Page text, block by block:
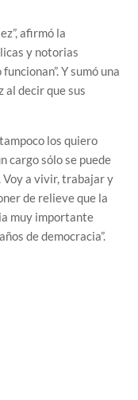
afirmó la
y notorias
Y sumó una
al decir que sus
los quiero
cargo sólo se puede
Voy a vivir, trabajar y
de relieve que la
muy importante
de democracia”.